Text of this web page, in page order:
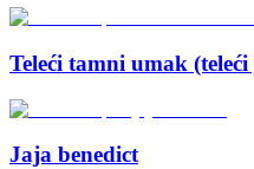
Teleći tamni umak (teleći
Jaja benedict